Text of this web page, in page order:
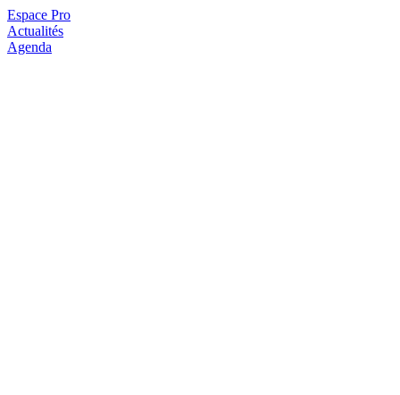
Espace Pro
Actualités
Agenda